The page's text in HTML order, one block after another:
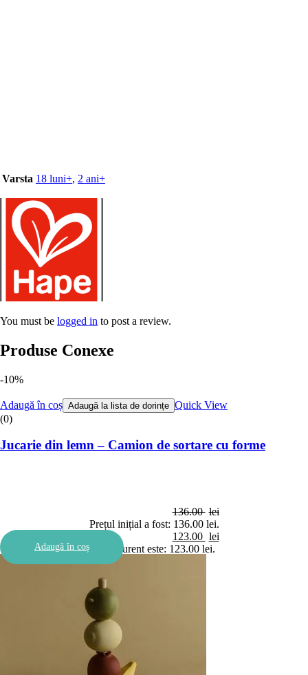
Varsta 18 luni+, 2 ani+
You must be logged in to post a review.
Produse Conexe
-10%
Adaugă în coș Adaugă la lista de dorințe Quick View
(0)
Jucarie din lemn – Camion de sortare cu forme
136.00 lei
Prețul inițial a fost: 136.00 lei.
123.00 lei
Prețul curent este: 123.00 lei.
Adaugă în coș